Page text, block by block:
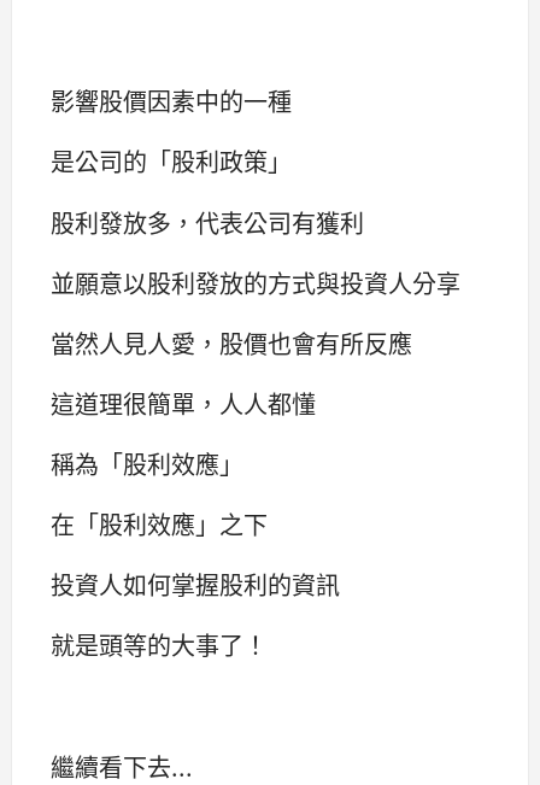
影響股價因素中的一種
是公司的「股利政策」
股利發放多，代表公司有獲利
並願意以股利發放的方式與投資人分享
當然人見人愛，股價也會有所反應
這道理很簡單，人人都懂
稱為「股利效應」
在「股利效應」之下
投資人如何掌握股利的資訊
就是頭等的大事了！
繼續看下去...